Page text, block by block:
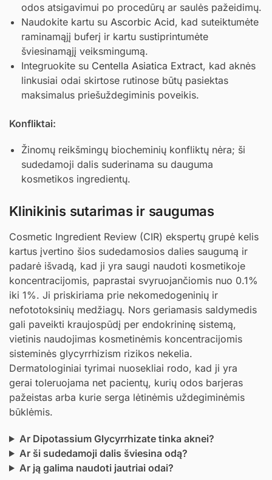
odos atsigavimui po procedūrų ar saulės pažeidimų.
Naudokite kartu su Ascorbic Acid, kad suteiktumėte
raminamąjį buferį ir kartu sustiprintumėte
šviesinamąjį veiksmingumą.
Integruokite su Centella Asiatica Extract, kad aknės
linkusiai odai skirtose rutinose būtų pasiektas
maksimalus priešuždegiminis poveikis.
Konfliktai:
Žinomų reikšmingų biocheminių konfliktų nėra; ši
sudedamoji dalis suderinama su dauguma
kosmetikos ingredientų.
Klinikinis sutarimas ir saugumas
Cosmetic Ingredient Review (CIR) ekspertų grupė kelis
kartus įvertino šios sudedamosios dalies saugumą ir
padarė išvadą, kad ji yra saugi naudoti kosmetikoje
koncentracijomis, paprastai svyruojančiomis nuo 0.1%
iki 1%. Ji priskiriama prie nekomedogeninių ir
nefototoksinių medžiagų. Nors geriamasis saldymedis
gali paveikti kraujospūdį per endokrininę sistemą,
vietinis naudojimas kosmetinėmis koncentracijomis
sisteminės glycyrrhizism rizikos nekelia.
Dermatologiniai tyrimai nuosekliai rodo, kad ji yra
gerai toleruojama net pacientų, kurių odos barjeras
pažeistas arba kurie serga lėtinėmis uždegiminėmis
būklėmis.
Ar Dipotassium Glycyrrhizate tinka aknei?
Ar ši sudedamoji dalis šviesina odą?
Ar ją galima naudoti jautriai odai?